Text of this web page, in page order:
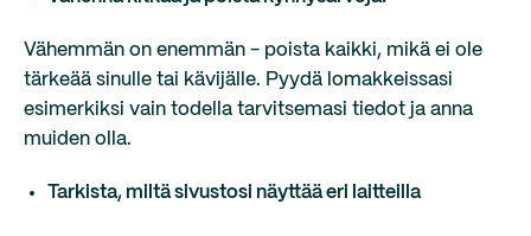
Vähemmän on enemmän - poista kaikki, mikä ei ole
tärkeää sinulle tai kävijälle. Pyydä lomakkeissasi
esimerkiksi vain todella tarvitsemasi tiedot ja anna
muiden olla.
Tarkista, miltä sivustosi näyttää eri laitteilla